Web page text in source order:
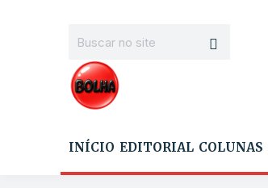
INÍCIO EDITORIAL COLUNAS